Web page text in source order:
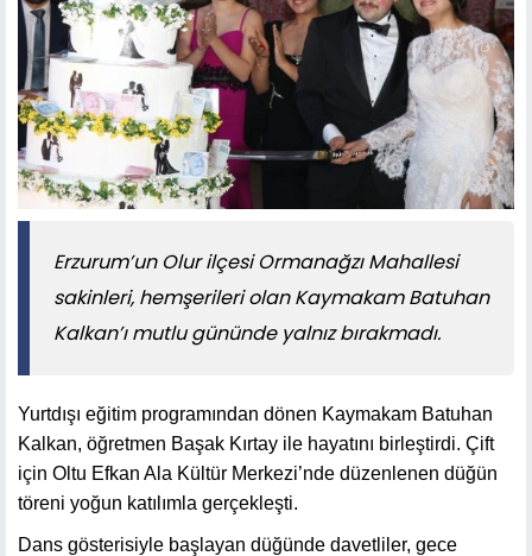
Erzurum’un Olur ilçesi Ormanağzı Mahallesi
sakinleri, hemşerileri olan Kaymakam Batuhan
Kalkan’ı mutlu gününde yalnız bırakmadı.
Yurtdışı eğitim programından dönen Kaymakam Batuhan
Kalkan, öğretmen Başak Kırtay ile hayatını birleştirdi. Çift
için Oltu Efkan Ala Kültür Merkezi’nde düzenlenen düğün
töreni yoğun katılımla gerçekleşti.
Dans gösterisiyle başlayan düğünde davetliler, gece